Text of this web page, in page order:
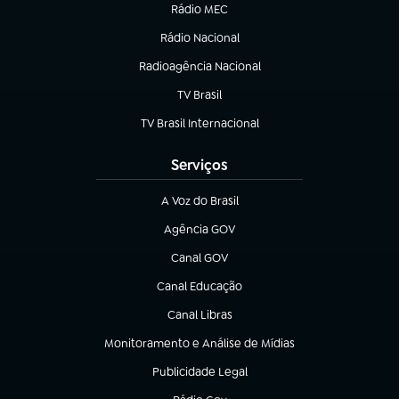
Rádio MEC
(abre em nova aba)
Rádio Nacional
Radioagência Nacional
(abre em nova aba)
TV Brasil
(abre em nova aba)
TV Brasil Internacional
(abre em nova aba)
Serviços
A Voz do Brasil
(abre em nova aba)
Agência GOV
(abre em nova aba)
Canal GOV
(abre em nova aba)
Canal Educação
(abre em nova aba)
Canal Libras
(abre em nova aba)
Monitoramento e Análise de Mídias
(abre em nova aba)
Publicidade Legal
(abre em nova aba)